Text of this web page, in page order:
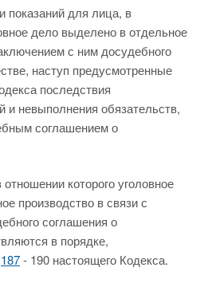
показаний для лица, в
дело выделено в отдельное
с ним досудебного
наступ предусмотренные
последствия
и невыполнения обязательств,
соглашением о
которого уголовное
производство в связи с
соглашения о
в порядке,
187- 190 настоящего Кодекса.